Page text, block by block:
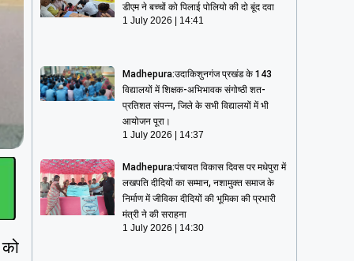
डीएम ने बच्चों को पिलाई पोलियो की दो बूंद दवा
1 July 2026
14:41
Madhepura:उदाकिशुनगंज प्रखंड के 143
विद्यालयों में शिक्षक-अभिभावक संगोष्ठी शत-
प्रतिशत संपन्न, जिले के सभी विद्यालयों में भी
आयोजन पूरा।
1 July 2026
14:37
Madhepura:पंचायत विकास दिवस पर मधेपुरा में
लखपति दीदियों का सम्मान, नशामुक्त समाज के
निर्माण में जीविका दीदियों की भूमिका की प्रभारी
मंत्री ने की सराहना
1 July 2026
14:30